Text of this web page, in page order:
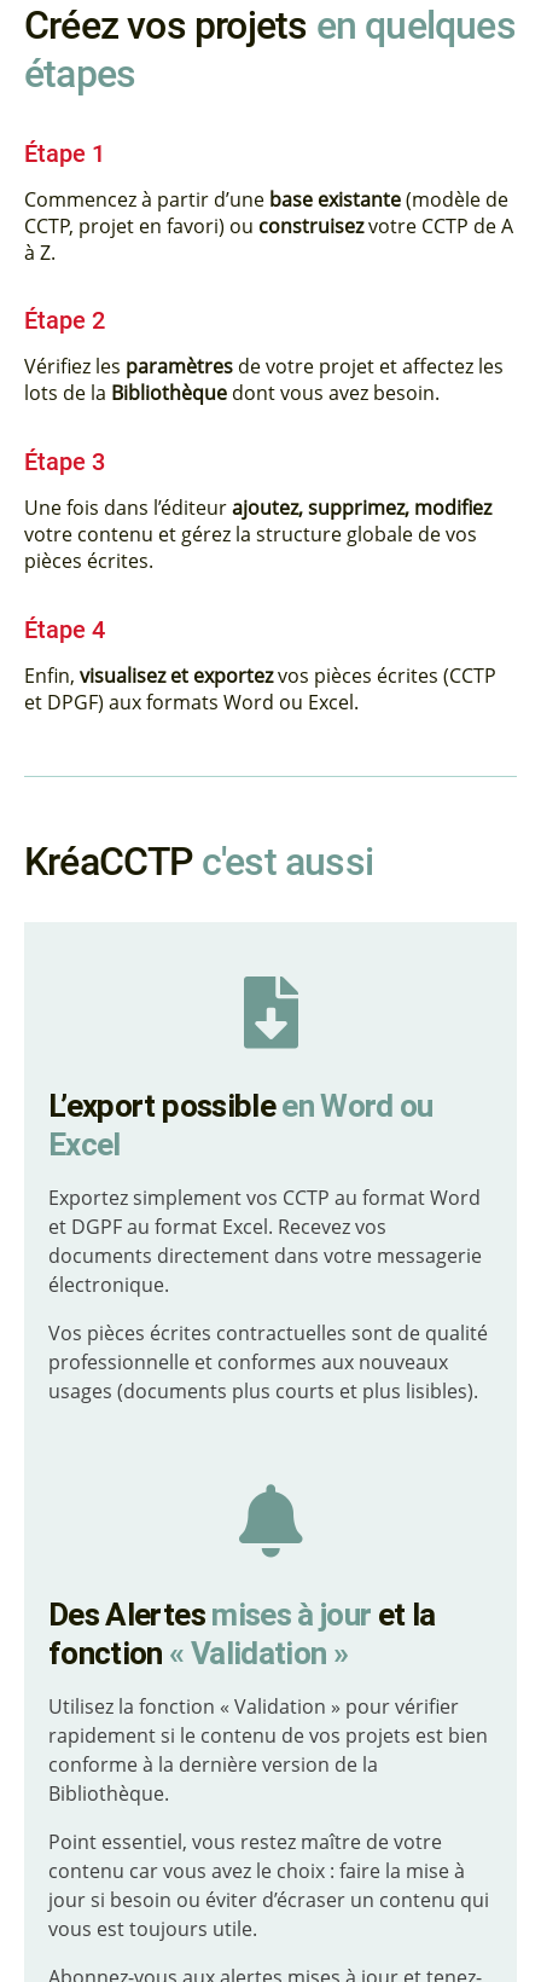
Créez vos projets en quelques
étapes
Étape 1
Commencez à partir d’une base existante(modèle de
CCTP, projet en favori) ou construisezvotre CCTP de A
à Z.
Étape 2
Vérifiez les paramètres de votre projet et affectez les
lots de la Bibliothèque dont vous avez besoin.
Étape 3
Une fois dans l’éditeurajoutez, supprimez, modifiez
votre contenu et gérez la structure globale de vos
pièces écrites.
Étape 4
Enfin, visualisez et exportezvos pièces écrites (CCTP
et DPGF) aux formats Word ou Excel.
KréaCCTP c'est aussi
L’export possibleen Word ou
Excel
Exportez simplement vos CCTP au format Word
et DGPF au format Excel. Recevez vos
documents directement dans votre messagerie
électronique.
Vos pièces écrites contractuelles sont de qualité
professionnelle et conformes aux nouveaux
usages (documents plus courts et plus lisibles).
Des Alertesmises à jour et la
fonction « Validation »
Utilisez la fonction « Validation » pour vérifier
rapidement si le contenu de vos projets est bien
conforme à la dernière version de la
Bibliothèque.
Point essentiel, vous restez maître de votre
contenu car vous avez le choix : faire la mise à
jour si besoin ou éviter d’écraser un contenu qui
vous est toujours utile.